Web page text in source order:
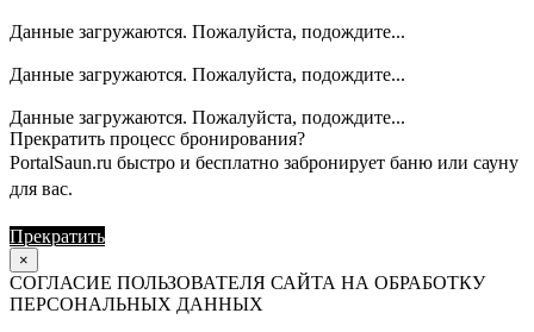
Данные загружаются. Пожалуйста, подождите...
Данные загружаются. Пожалуйста, подождите...
Данные загружаются. Пожалуйста, подождите...
Прекратить процесс бронирования?
PortalSaun.ru быстро и бесплатно забронирует баню или сауну
для вас.
Прекратить
×
СОГЛАСИЕ ПОЛЬЗОВАТЕЛЯ САЙТА НА ОБРАБОТКУ
ПЕРСОНАЛЬНЫХ ДАННЫХ